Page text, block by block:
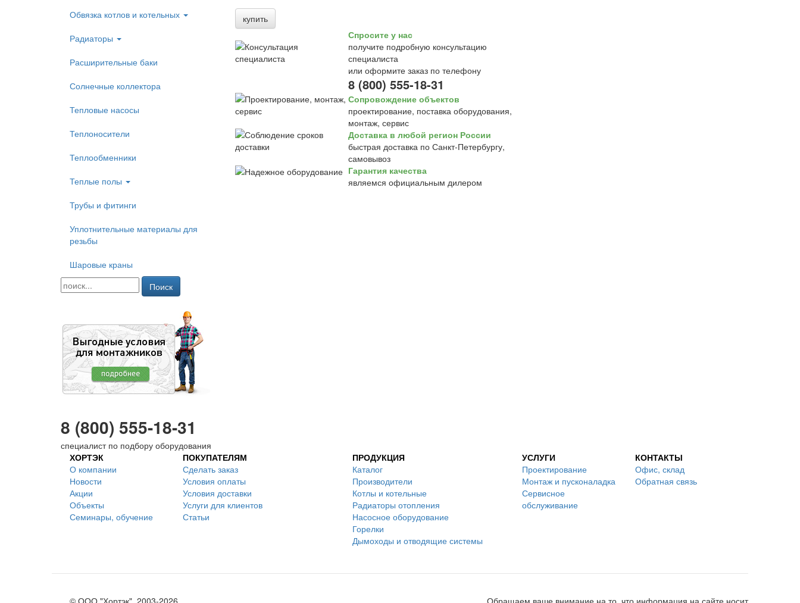
Обвязка котлов и котельных
Радиаторы
Расширительные баки
Солнечные коллектора
Тепловые насосы
Теплоносители
Теплообменники
Теплые полы
Трубы и фитинги
Уплотнительные материалы для
резьбы
Шаровые краны
Поиск
купить
Спросите у нас
получите подробную консультацию
специалиста
или оформите заказ по телефону
8 (800) 555-18-31
Сопровождение объектов
проектирование, поставка оборудования,
монтаж, сервис
Доставка в любой регион России
быстрая доставка по Санкт-Петербургу,
самовывоз
Гарантия качества
являемся официальным дилером
8 (800) 555-18-31
специалист по подбору оборудования
ХОРТЭК
О компании
Новости
Акции
Объекты
Семинары, обучение
ПОКУПАТЕЛЯМ
Сделать заказ
Условия оплаты
Условия доставки
Услуги для клиентов
Статьи
ПРОДУКЦИЯ
Каталог
Производители
Котлы и котельные
Радиаторы отопления
Насосное оборудование
Горелки
Дымоходы и отводящие системы
УСЛУГИ
Проектирование
Монтаж и пусконаладка
Сервисное
обслуживание
КОНТАКТЫ
Офис, склад
Обратная связь
© ООО "Хортэк", 2003-2026 Обращаем ваше внимание на то, что информация на сайте носит